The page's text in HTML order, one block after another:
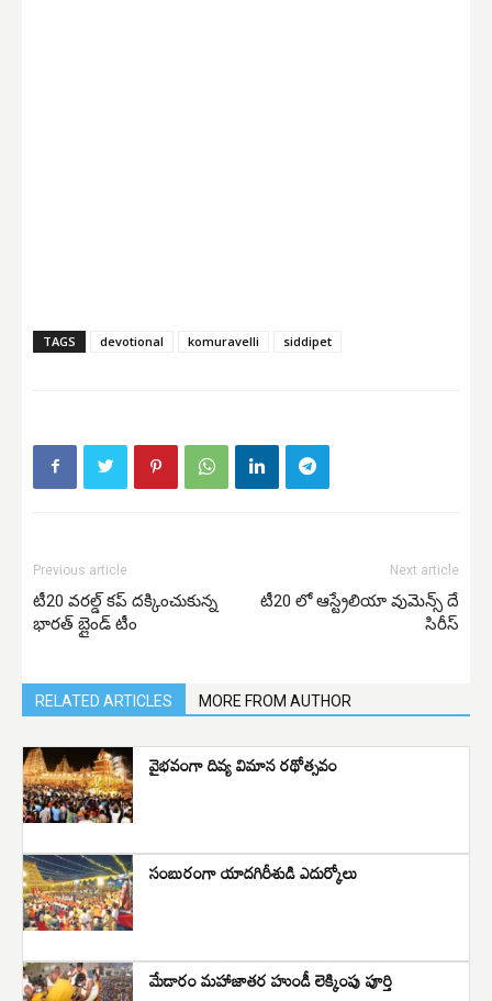
TAGS devotional komuravelli siddipet
Previous article
టీ20 వరల్డ్ కప్ దక్కించుకున్న
భారత్ బ్లైండ్ టీం
Next article
టీ20 లో ఆస్ట్రేలియా వుమెన్స్ దే
సిరీస్
RELATED ARTICLES MORE FROM AUTHOR
వైభవంగా దివ్య విమాన రథోత్సవం
సంబురంగా యాదగిరీశుడి ఎదుర్కోలు
మేడారం మహాజాతర హుండీ లెక్కింపు పూర్తి